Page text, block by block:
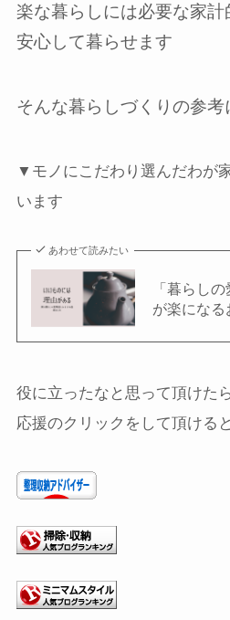
楽な暮らしには必要な家計
安心して暮らせます
そんな暮らしづくりの参
▼モノにこだわり選んだわが
います
あわせて読みたい
「暮らし
が楽にな
役に立ったなと思って頂けた
応援のクリックをして頂ける